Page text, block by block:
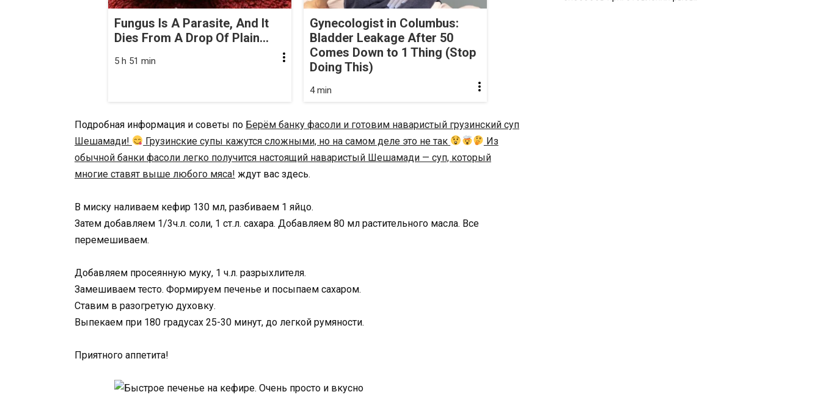
Fungus Is A Parasite, And It
Dies From A Drop Of Plain...
5 h 51 min
Gynecologist in Columbus:
Bladder Leakage After 50
Comes Down to 1 Thing (Stop
Doing This)
4 min
Подробная информация и советы по Берём банку фасоли и готовим наваристый грузинский суп
Шешамади!
Грузинские супы кажутся сложными, но на самом деле это не так
Из
обычной банки фасоли легко получится настоящий наваристый Шешамади — суп, который
многие ставят выше любого мяса! ждут вас здесь.
В миску наливаем кефир 130 мл, разбиваем 1 яйцо.
Затем добавляем 1/3ч.л. соли, 1 ст.л. сахара. Добавляем 80 мл растительного масла. Все
перемешиваем.
Добавляем просеянную муку, 1 ч.л. разрыхлителя.
Замешиваем тесто. Формируем печенье и посыпаем сахаром.
Ставим в разогретую духовку.
Выпекаем при 180 градусах 25-30 минут, до легкой румяности.
Приятного аппетита!